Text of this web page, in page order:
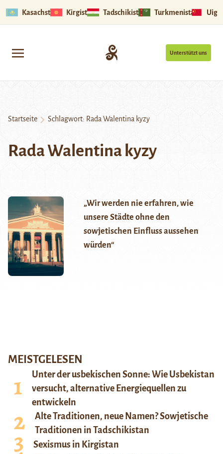
Kasachstan Kirgistan Tadschikistan Turkmenistan
Unterstützt uns
Startseite Schlagwort: Rada Walentina kyzy
Rada Walentina kyzy
„Wir werden nie erfahren, wie
unsere Städte ohne den
sowjetischen Einfluss aussehen
würden“
MEISTGELESEN
Unter der usbekischen Sonne: Wie Usbekistan
versucht, alternative Energiequellen zu
entwickeln
Alte Traditionen, neue Namen? Sowjetische
Traditionen in Tadschikistan
Sexismus in Kirgistan